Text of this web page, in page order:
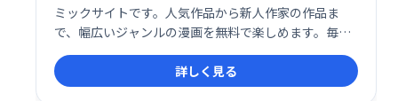
ミックサイトです。人気作品から新人作家の作品ま
で、幅広いジャンルの漫画を無料で楽しめます。毎日
更新される新鮮なラインナップで、あなたにぴったり
の作品がきっと見つかるはずです。気軽に、そして無
料で、漫画の世界を満喫ください！
詳しく見る